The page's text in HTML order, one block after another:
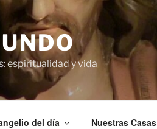
espiritualidad y vida
del día Nuestras Casas